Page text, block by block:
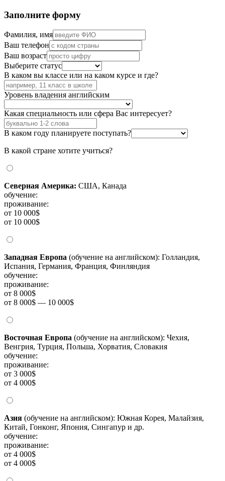
Заполните форму
Фамилия, имя
Ваш телефон
Ваш возраст
Выберите статус
В каком вы классе или на каком курсе и где?
Уровень владения английским
Какая специальность или сфера Вас интересует?
В каком году планируете поступать?
В какой стране хотите учиться?
Северная Америка: США, Канада
обучение:
проживание:
от 10 000$
от 10 000$
Западная Европа (обучение на английском): Голландия,
Испания, Германия, Франция, Финляндия
обучение:
проживание:
от 8 000$
от 8 000$ — 10 000$
Восточная Европа (обучение на английском): Чехия,
Венгрия, Турция, Польша, Хорватия, Словакия
обучение:
проживание:
от 3 000$
от 4 000$
Азия (обучение на английском): Южная Корея, Малайзия,
Китай, Гонконг, Япония, Сингапур и др.
обучение:
проживание:
от 4 000$
от 4 000$